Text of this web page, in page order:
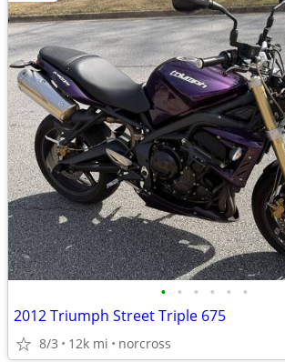
• • • • • •
2012 Triumph Street Triple 675
8/3 12k mi norcross